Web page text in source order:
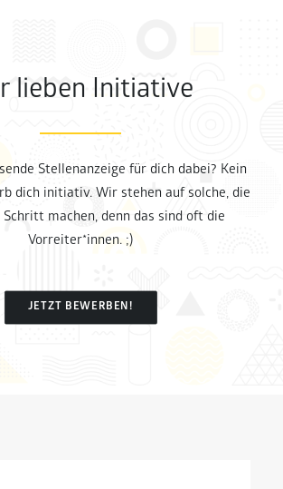
lieben Initiative
Stellenanzeige für dich dabei? Kein
dich initiativ. Wir stehen auf solche, die
machen, denn das sind oft die
Vorreiter*innen. ;)
JETZT BEWERBEN!